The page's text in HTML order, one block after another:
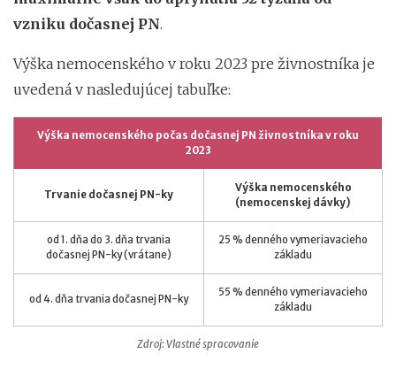
vzniku dočasnej PN.
Výška nemocenského v roku 2023 pre živnostníka je
uvedená v nasledujúcej tabuľke:
Zdroj: Vlastné spracovanie
Výška nemocenského počas dočasnej PN živnostníka v roku
2023
Trvanie dočasnej PN-ky
Výška nemocenského
(nemocenskej dávky)
od 1. dňa do 3. dňa trvania
dočasnej PN-ky (vrátane)
25 % denného vymeriavacieho
základu
od 4. dňa trvania dočasnej PN-ky
55 % denného vymeriavacieho
základu